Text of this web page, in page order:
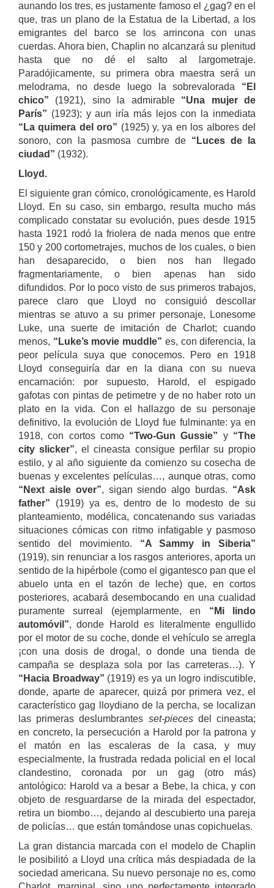
aunando los tres, es justamente famoso el ¿gag? en el
que, tras un plano de la Estatua de la Libertad, a los
emigrantes del barco se los arrincona con unas
cuerdas. Ahora bien, Chaplin no alcanzará su plenitud
hasta que no dé el salto al largometraje.
Paradójicamente, su primera obra maestra será un
melodrama, no desde luego la sobrevalorada “El
chico” (1921), sino la admirable“Una mujer de
París” (1923); y aun iría más lejos con la inmediata
“La quimera del oro” (1925) y, ya en los albores del
sonoro, con la pasmosa cumbre de “Luces de la
ciudad” (1932).
Lloyd.
El siguiente gran cómico, cronológicamente, es Harold
Lloyd. En su caso, sin embargo, resulta mucho más
complicado constatar su evolución, pues desde 1915
hasta 1921 rodó la friolera de nada menos que entre
150 y 200 cortometrajes, muchos de los cuales, o bien
han desaparecido, o bien nos han llegado
fragmentariamente, o bien apenas han sido
difundidos. Por lo poco visto de sus primeros trabajos,
parece claro que Lloyd no consiguió descollar
mientras se atuvo a su primer personaje, Lonesome
Luke, una suerte de imitación de Charlot; cuando
menos, “Luke’s movie muddle” es, con diferencia, la
peor película suya que conocemos. Pero en 1918
Lloyd conseguiría dar en la diana con su nueva
encarnación: por supuesto, Harold, el espigado
gafotas con pintas de petimetre y de no haber roto un
plato en la vida. Con el hallazgo de su personaje
definitivo, la evolución de Lloyd fue fulminante: ya en
1918, con cortos como “Two-Gun Gussie” y “The
city slicker”, el cineasta consigue perfilar su propio
estilo, y al año siguiente da comienzo su cosecha de
buenas y excelentes películas…, aunque otras, como
“Next aisle over”, sigan siendo algo burdas. “Ask
father” (1919) ya es, dentro de lo modesto de su
planteamiento, modélica, concatenando sus variadas
situaciones cómicas con ritmo infatigable y pasmoso
sentido del movimiento. “A Sammy in Siberia”
(1919), sin renunciar a los rasgos anteriores, aporta un
sentido de la hipérbole (como el gigantesco pan que el
abuelo unta en el tazón de leche) que, en cortos
posteriores, acabará desembocando en una cualidad
puramente surreal (ejemplarmente, en “Mi lindo
automóvil”, donde Harold es literalmente engullido
por el motor de su coche, donde el vehículo se arregla
¡con una dosis de droga!, o donde una tienda de
campaña se desplaza sola por las carreteras…). Y
“Hacia Broadway” (1919) es ya un logro indiscutible,
donde, aparte de aparecer, quizá por primera vez, el
característico gag lloydiano de la percha, se localizan
las primeras deslumbrantes set-piecesdel cineasta;
en concreto, la persecución a Harold por la patrona y
el matón en las escaleras de la casa, y muy
especialmente, la frustrada redada policial en el local
clandestino, coronada por un gag (otro más)
antológico: Harold va a besar a Bebe, la chica, y con
objeto de resguardarse de la mirada del espectador,
retira un biombo…, dejando al descubierto una pareja
de policías… que están tomándose unas copichuelas.
La gran distancia marcada con el modelo de Chaplin
le posibilitó a Lloyd una crítica más despiadada de la
sociedad americana. Su nuevo personaje no es, como